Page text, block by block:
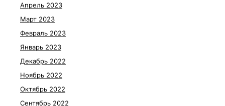
Апрель 2023
Март 2023
Февраль 2023
Январь 2023
Декабрь 2022
Ноябрь 2022
Октябрь 2022
Сентябрь 2022